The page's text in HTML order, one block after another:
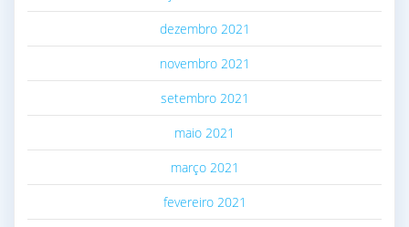
dezembro 2021
novembro 2021
setembro 2021
maio 2021
março 2021
fevereiro 2021